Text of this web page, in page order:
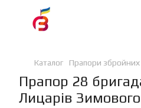
Каталог Прапори збройних
Прапор 28
Лицарів